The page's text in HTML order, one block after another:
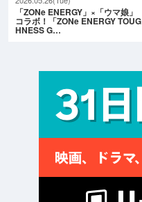
2026.05.26(Tue)
「ZONe ENERGY」×「ウマ娘」
コラボ！「ZONe ENERGY TOUG
HNESS G…